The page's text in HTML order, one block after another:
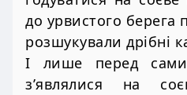
до урвистого берега
розшукували дрібні
І лише перед
з’являлися на